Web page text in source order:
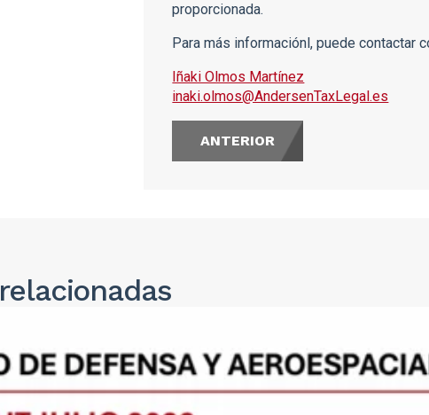
proporcionada.
Para más informaciónl, puede contactar
Iñaki Olmos Martínez
inaki.olmos@AndersenTaxLegal.es
ANTERIOR
relacionadas